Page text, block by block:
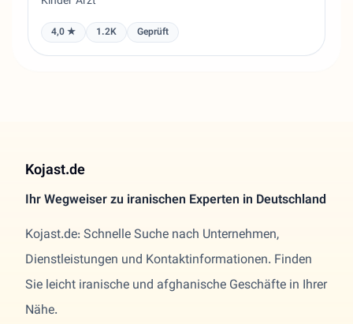
4,0 ★ 1.2K Geprüft
Kojast.de
Ihr Wegweiser zu iranischen Experten in Deutschland
Kojast.de: Schnelle Suche nach Unternehmen,
Dienstleistungen und Kontaktinformationen. Finden
Sie leicht iranische und afghanische Geschäfte in Ihrer
Nähe.